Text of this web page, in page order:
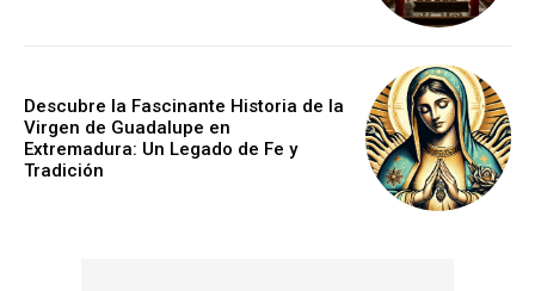
Descubre la Fascinante Historia de la
Virgen de Guadalupe en
Extremadura: Un Legado de Fe y
Tradición